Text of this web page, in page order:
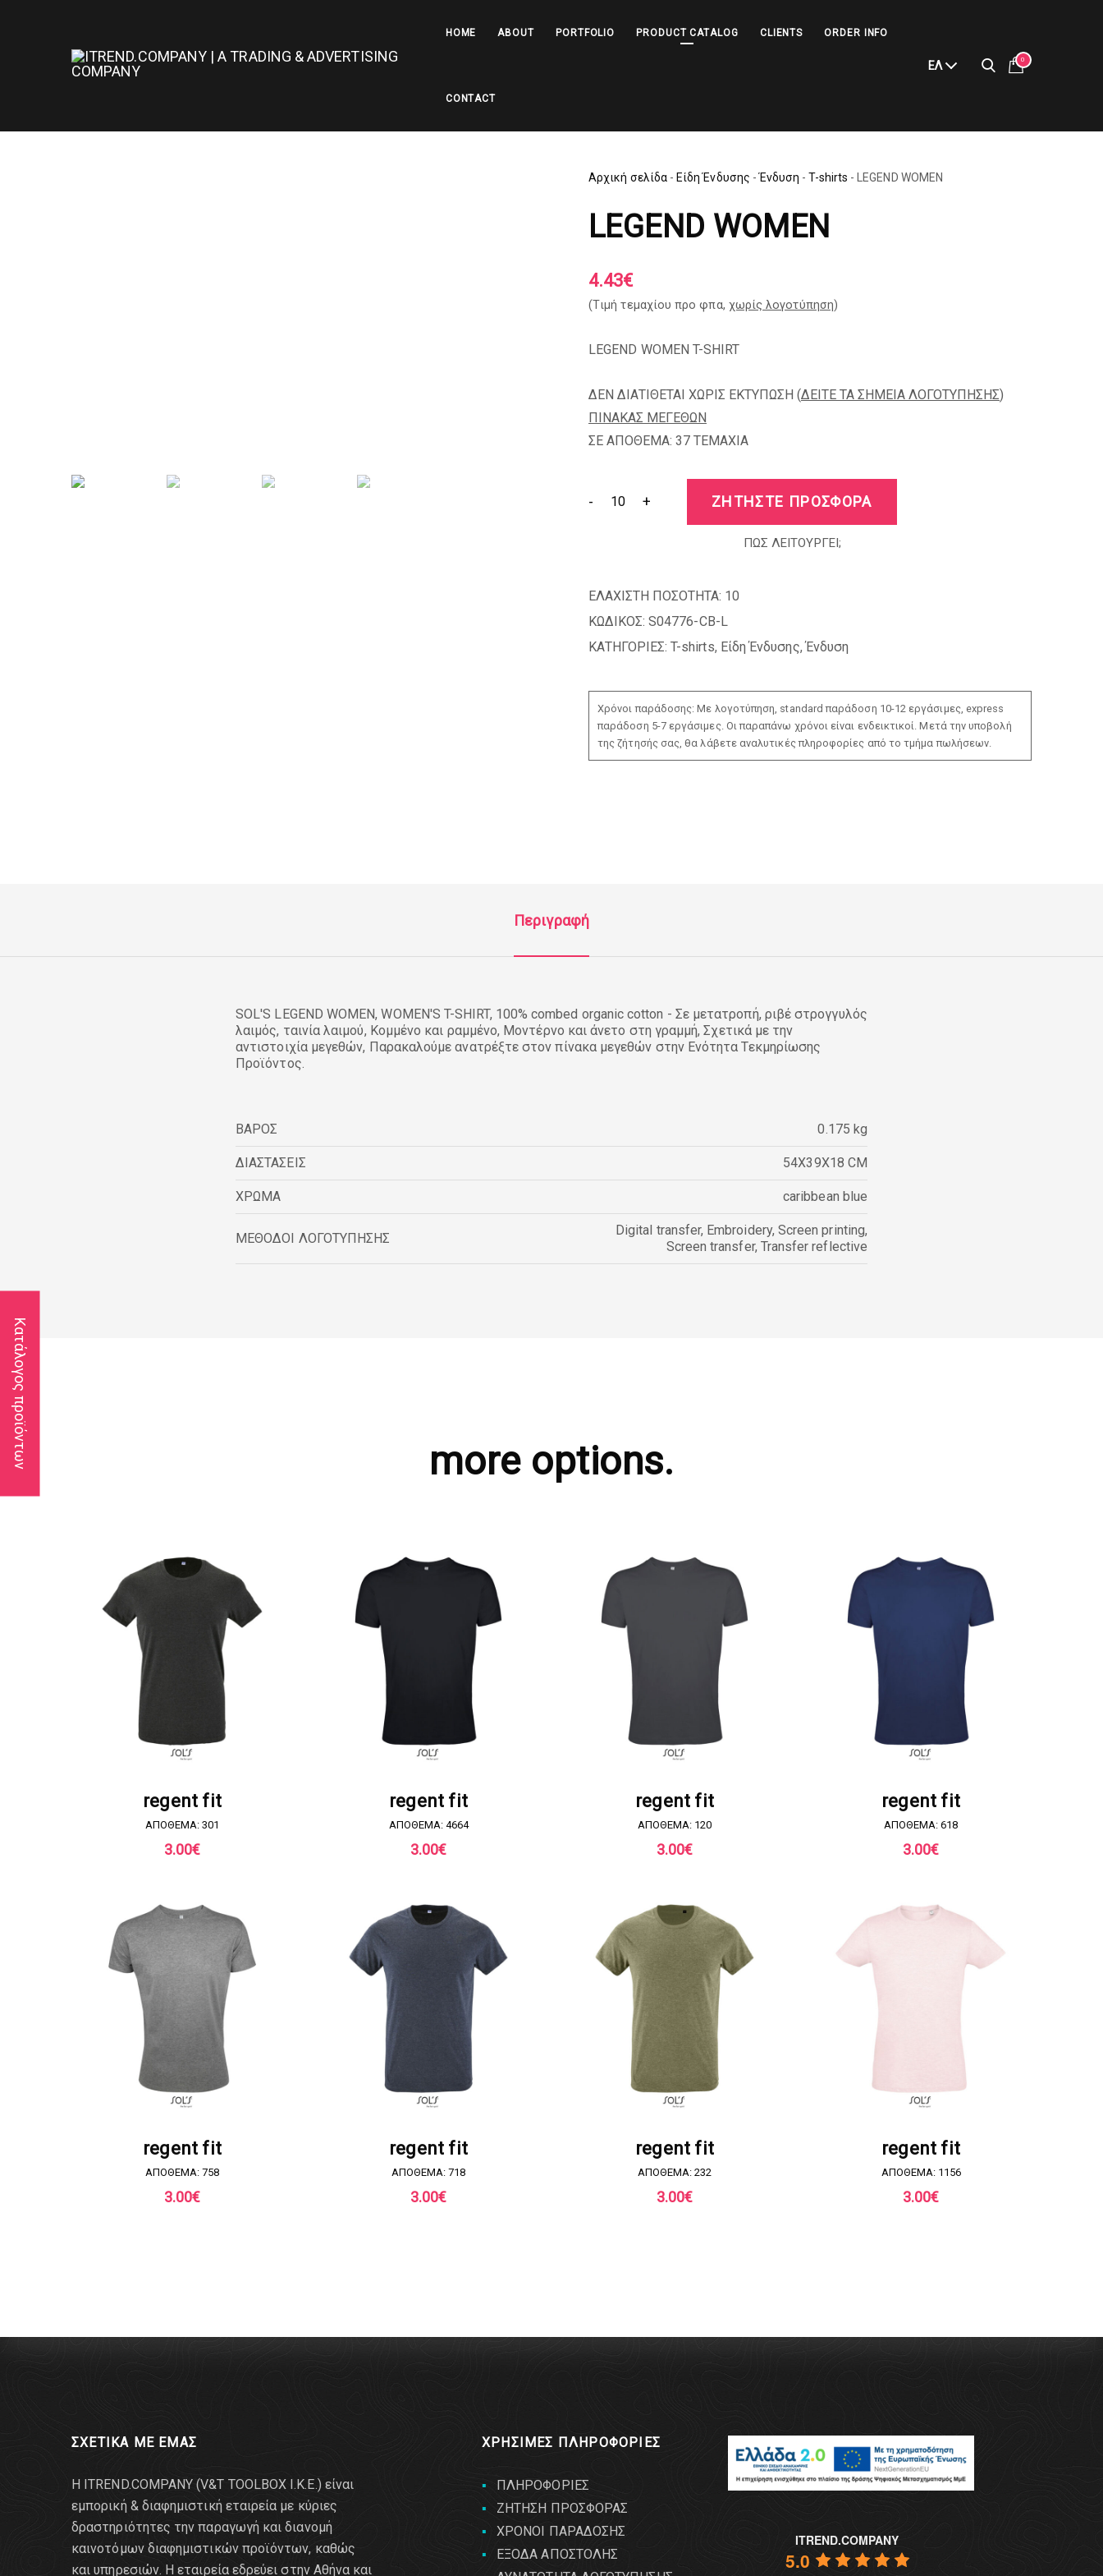
Κατάλογος προϊόντων
HOME ABOUT PORTFOLIO PRODUCT CATALOG CLIENTS ORDER INFO
CONTACT
ΕΛ 0
Αρχική σελίδα - Είδη Ένδυσης - Ένδυση - T-shirts - LEGEND WOMEN
LEGEND WOMEN
4.43€
(Tιμή τεμαχίου προ φπα, χωρίς λογοτύπηση)
LEGEND WOMEN T-SHIRT
ΔΕΝ ΔΙΑΤΙΘΕΤΑΙ ΧΩΡΙΣ ΕΚΤΥΠΩΣΗ (ΔΕΙΤΕ ΤΑ ΣΗΜΕΙΑ ΛΟΓΟΤΥΠΗΣΗΣ)
ΠΙΝΑΚΑΣ ΜΕΓΕΘΩΝ
ΣΕ ΑΠΟΘΕΜΑ: 37 TEMAXIA
- + ΖΗΤΗΣΤΕ ΠΡΟΣΦΟΡΑ
ΠΩΣ ΛΕΙΤΟΥΡΓΕΙ;
ΕΛΑΧΙΣΤΗ ΠΟΣΟΤΗΤΑ: 10
ΚΩΔΙΚΟΣ: S04776-CB-L
ΚΑΤΗΓΟΡΙΕΣ: T-shirts, Είδη Ένδυσης,Ένδυση
Χρόνοι παράδοσης: Με λογοτύπηση, standard παράδοση 10-12 εργάσιμες, express
παράδοση 5-7 εργάσιμες. Οι παραπάνω χρόνοι είναι ενδεικτικοί. Μετά την υποβολή
της ζήτησής σας, θα λάβετε αναλυτικές πληροφορίες από το τμήμα πωλήσεων.
Περιγραφή
SOL'S LEGEND WOMEN, WOMEN'S T-SHIRT, 100% combed organic cotton - Σε μετατροπή, ριβέ στρογγυλός
λαιμός, ταινία λαιμού, Κομμένο και ραμμένο, Μοντέρνο και άνετο στη γραμμή, Σχετικά με την
αντιστοιχία μεγεθών, Παρακαλούμε ανατρέξτε στον πίνακα μεγεθών στην Ενότητα Τεκμηρίωσης
Προϊόντος.
ΒΑΡΟΣ 0.175 kg
ΔΙΑΣΤΑΣΕΙΣ 54X39X18 CM
ΧΡΩΜΑ caribbean blue
ΜΕΘΟΔΟΙ ΛΟΓΟΤΥΠΗΣΗΣ
Digital transfer, Embroidery, Screen printing,
Screen transfer, Transfer reflective
more options.
ΖΗΤΗΣΤΕ ΠΡΟΣΦΟΡΑ
regent fit
ΑΠΟΘΕΜΑ: 301
3.00€
ΖΗΤΗΣΤΕ ΠΡΟΣΦΟΡΑ
regent fit
ΑΠΟΘΕΜΑ: 4664
3.00€
ΖΗΤΗΣΤΕ ΠΡΟΣΦΟΡΑ
regent fit
ΑΠΟΘΕΜΑ: 120
3.00€
ΖΗΤΗΣΤΕ ΠΡΟΣΦΟΡΑ
regent fit
ΑΠΟΘΕΜΑ: 618
3.00€
ΖΗΤΗΣΤΕ ΠΡΟΣΦΟΡΑ
regent fit
ΑΠΟΘΕΜΑ: 758
3.00€
ΖΗΤΗΣΤΕ ΠΡΟΣΦΟΡΑ
regent fit
ΑΠΟΘΕΜΑ: 718
3.00€
ΖΗΤΗΣΤΕ ΠΡΟΣΦΟΡΑ
regent fit
ΑΠΟΘΕΜΑ: 232
3.00€
ΖΗΤΗΣΤΕ ΠΡΟΣΦΟΡΑ
regent fit
ΑΠΟΘΕΜΑ: 1156
3.00€
ΣΧΕΤΙΚΑ ΜΕ ΕΜΑΣ
Η ITREND.COMPANY (V&T TOOLBOX Ι.Κ.Ε.) είναι
εμπορική & διαφημιστική εταιρεία με κύριες
δραστηριότητες την παραγωγή και διανομή
καινοτόμων διαφημιστικών προϊόντων, καθώς
και υπηρεσιών. Η εταιρεία εδρεύει στην Αθήνα και
ΧΡΗΣΙΜΕΣ ΠΛΗΡΟΦΟΡΙΕΣ
ΠΛΗΡΟΦΟΡΙΕΣ
ΖΗΤΗΣΗ ΠΡΟΣΦΟΡΑΣ
ΧΡΟΝΟΙ ΠΑΡΑΔΟΣΗΣ
ΕΞΟΔΑ ΑΠΟΣΤΟΛΗΣ
ITREND.COMPANY
5.0